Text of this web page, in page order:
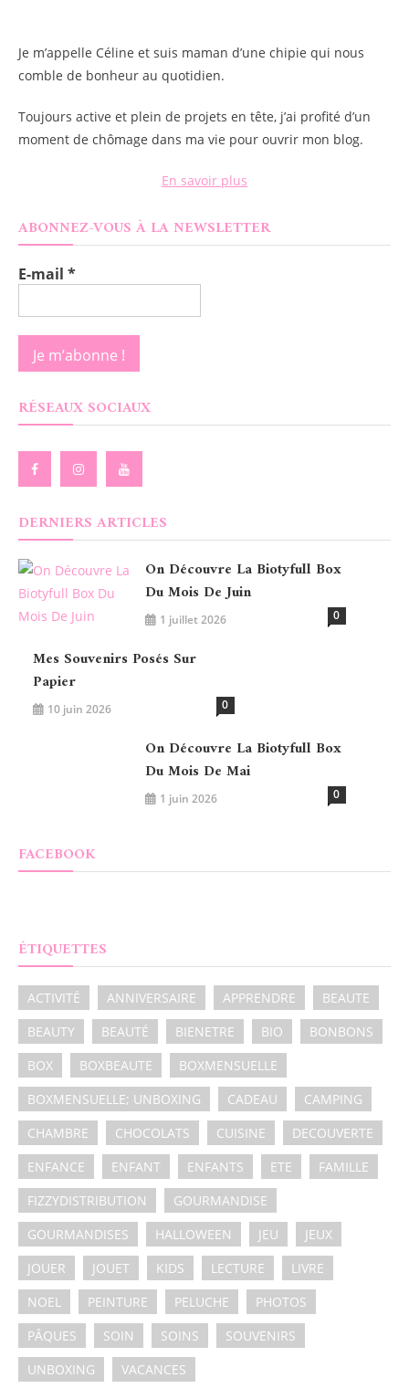
Je m’appelle Céline et suis maman d’une chipie qui nous
comble de bonheur au quotidien.
Toujours active et plein de projets en tête, j’ai profité d’un
moment de chômage dans ma vie pour ouvrir mon blog.
En savoir plus
ABONNEZ-VOUS À LA NEWSLETTER
E-mail *
RÉSEAUX SOCIAUX
DERNIERS ARTICLES
On Découvre La Biotyfull Box
Du Mois De Juin
1 juillet 2026 0
Mes Souvenirs Posés Sur
Papier
10 juin 2026 0
On Découvre La Biotyfull Box
Du Mois De Mai
1 juin 2026 0
FACEBOOK
ÉTIQUETTES
ACTIVITÉ ANNIVERSAIRE APPRENDRE
BEAUTE
BEAUTY
BEAUTÉ BIENETRE BIO
BONBONS
BOX
BOXBEAUTE
BOXMENSUELLE
BOXMENSUELLE; UNBOXING
CADEAU
CAMPING
CHAMBRE
CHOCOLATS CUISINE
DECOUVERTE
ENFANCE
ENFANT ENFANTS ETE
FAMILLE
FIZZYDISTRIBUTION
GOURMANDISE
GOURMANDISES
HALLOWEEN JEU
JEUX
JOUER
JOUET KIDS LECTURE
LIVRE
NOEL
PEINTURE PELUCHE
PHOTOS
PÂQUES
SOIN SOINS
SOUVENIRS
UNBOXING
VACANCES